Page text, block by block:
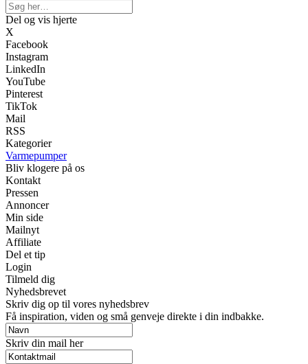
Del og vis hjerte
X
Facebook
Instagram
LinkedIn
YouTube
Pinterest
TikTok
Mail
RSS
Kategorier
Varmepumper
Bliv klogere på os
Kontakt
Pressen
Annoncer
Min side
Mailnyt
Affiliate
Del et tip
Login
Tilmeld dig
Nyhedsbrevet
Skriv dig op til vores nyhedsbrev
Få inspiration, viden og små genveje direkte i din indbakke.
Skriv din mail her